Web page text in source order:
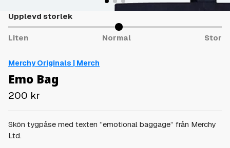
Upplevd storlek
Liten Normal Stor
Merchy Originals | Merch
Emo Bag
200 kr
Skön tygpåse med texten ”emotional baggage” från Merchy
Ltd.